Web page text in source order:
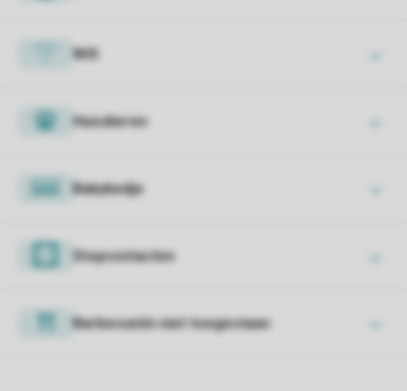
Wifi
Huisdieren
Babybedje
Stopcontacten
Barbecueën niet toegestaan